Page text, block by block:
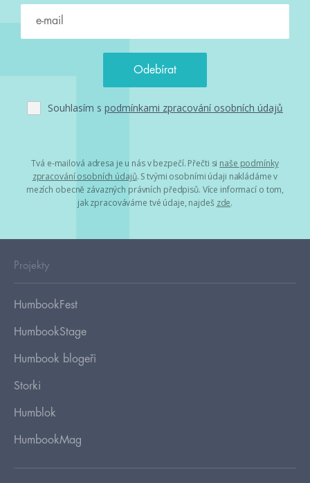
Souhlasím s podmínkami zpracování osobních údajů
Tvá e-mailová adresa je u nás v bezpečí. Přečti si naše podmínky
zpracování osobních údajů. S tvými osobními údaji nakládáme v
mezích obecně závazných právních předpisů. Více informací o tom,
jak zpracováváme tvé údaje, najdeš zde.
Projekty
HumbookFest
HumbookStage
Humbook blogeři
Storki
Humblok
HumbookMag